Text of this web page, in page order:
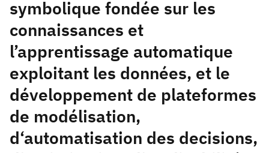
symbolique fondée sur les
connaissances et
l’apprentissage automatique
exploitant les données, et le
développement de plateformes
de modélisation,
d‘automatisation des decisions,